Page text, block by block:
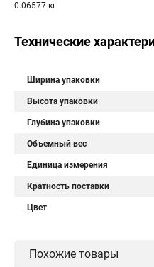
0.06577 кг
Технические
Ширина упаковки
Высота упаковки
Глубина упаковки
Объемный вес
Единица измерения
Кратность поставки
Цвет
Похожие товары